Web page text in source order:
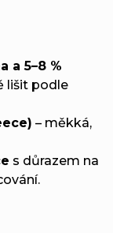
a 5–8 %
lišit podle
– měkká,
s důrazem na